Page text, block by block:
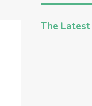
The